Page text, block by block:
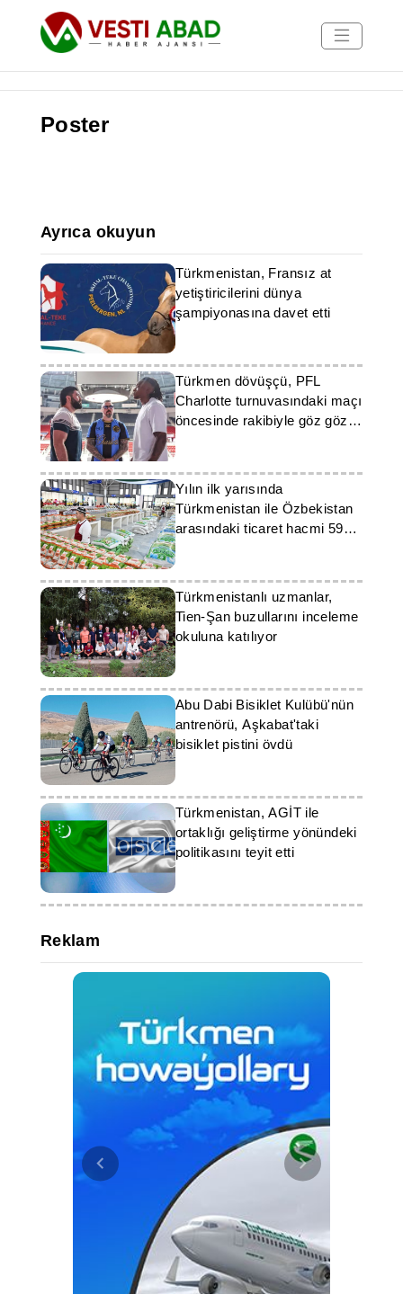
Poster
Poster
Ayrıca okuyun
Türkmenistan, Fransız at
yetiştiricilerini dünya
şampiyonasına davet etti
Türkmen dövüşçü, PFL
Charlotte turnuvasındaki maçı
öncesinde rakibiyle göz göze
geldi
Yılın ilk yarısında
Türkmenistan ile Özbekistan
arasındaki ticaret hacmi 598
milyon doları aştı
Türkmenistanlı uzmanlar,
Tien-Şan buzullarını inceleme
okuluna katılıyor
Abu Dabi Bisiklet Kulübü'nün
antrenörü, Aşkabat'taki
bisiklet pistini övdü
Türkmenistan, AGİT ile
ortaklığı geliştirme yönündeki
politikasını teyit etti
Reklam